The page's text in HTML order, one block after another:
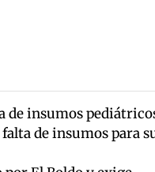
de insumos
de insumos para